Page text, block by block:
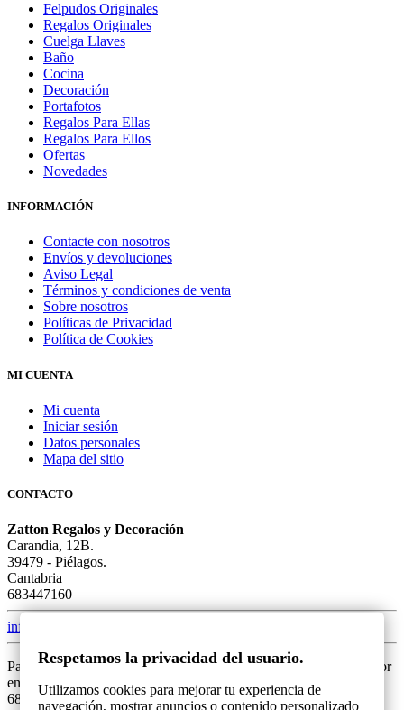
Felpudos Originales
Regalos Originales
Cuelga Llaves
Baño
Cocina
Decoración
Portafotos
Regalos Para Ellas
Regalos Para Ellos
Ofertas
Novedades
INFORMACIÓN
Contacte con nosotros
Envíos y devoluciones
Aviso Legal
Términos y condiciones de venta
Sobre nosotros
Políticas de Privacidad
Política de Cookies
MI CUENTA
Mi cuenta
Iniciar sesión
Datos personales
Mapa del sitio
CONTACTO
Zatton Regalos y Decoración
Carandia, 12B.
39479 - Piélagos.
Cantabria
683447160
info@zatton.es
Para una mejor atención, si tiene alguna duda o problema, por favor
envíanos un mensaje mediante el formulario o llámanos al
683447160. Gracias.
Respetamos la privacidad del usuario.
Utilizamos cookies para mejorar tu experiencia de
navegación, mostrar anuncios o contenido personalizado